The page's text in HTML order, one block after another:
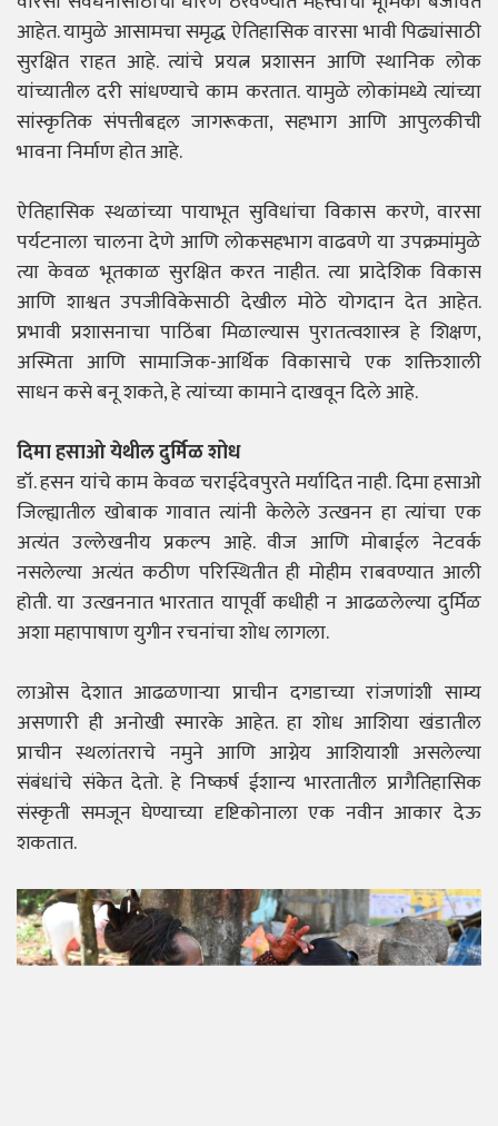
आहेत. यामुळे आसामचा समृद्ध ऐतिहासिक वारसा भावी पिढ्यांसाठी
सुरक्षित राहत आहे. त्यांचे प्रयत्न प्रशासन आणि स्थानिक लोक
यांच्यातील दरी सांधण्याचे काम करतात. यामुळे लोकांमध्ये त्यांच्या
सांस्कृतिक संपत्तीबद्दल जागरूकता, सहभाग आणि आपुलकीची
भावना निर्माण होत आहे.
ऐतिहासिक स्थळांच्या पायाभूत सुविधांचा विकास करणे, वारसा
पर्यटनाला चालना देणे आणि लोकसहभाग वाढवणे या उपक्रमांमुळे
त्या केवळ भूतकाळ सुरक्षित करत नाहीत. त्या प्रादेशिक विकास
आणि शाश्वत उपजीविकेसाठी देखील मोठे योगदान देत आहेत.
प्रभावी प्रशासनाचा पाठिंबा मिळाल्यास पुरातत्वशास्त्र हे शिक्षण,
अस्मिता आणि सामाजिक-आर्थिक विकासाचे एक शक्तिशाली
साधन कसे बनू शकते, हे त्यांच्या कामाने दाखवून दिले आहे.
दिमा हसाओ येथील दुर्मिळ शोध
डॉ. हसन यांचे काम केवळ चराईदेवपुरते मर्यादित नाही. दिमा हसाओ
जिल्ह्यातील खोबाक गावात त्यांनी केलेले उत्खनन हा त्यांचा एक
अत्यंत उल्लेखनीय प्रकल्प आहे. वीज आणि मोबाईल नेटवर्क
नसलेल्या अत्यंत कठीण परिस्थितीत ही मोहीम राबवण्यात आली
होती. या उत्खननात भारतात यापूर्वी कधीही न आढळलेल्या दुर्मिळ
अशा महापाषाण युगीन रचनांचा शोध लागला.
लाओस देशात आढळणाऱ्या प्राचीन दगडाच्या रांजणांशी साम्य
असणारी ही अनोखी स्मारके आहेत. हा शोध आशिया खंडातील
प्राचीन स्थलांतराचे नमुने आणि आग्नेय आशियाशी असलेल्या
संबंधांचे संकेत देतो. हे निष्कर्ष ईशान्य भारतातील प्रागैतिहासिक
संस्कृती समजून घेण्याच्या दृष्टिकोनाला एक नवीन आकार देऊ
शकतात.